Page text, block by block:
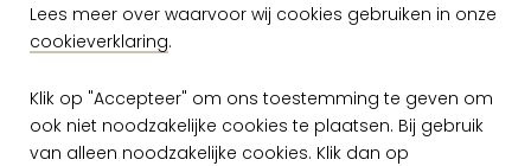
Lees meer over waarvoor wij cookies gebruiken in onze
cookieverklaring.
Klik op "Accepteer" om ons toestemming te geven om
ook niet noodzakelijke cookies te plaatsen. Bij gebruik
van alleen noodzakelijke cookies. Klik dan op
Arte Graphite
GRA2 GRA2033
€ 69,00 per rol
Op voorraad
Arte Graphite
€ 69,00 per rol
Op voorraad